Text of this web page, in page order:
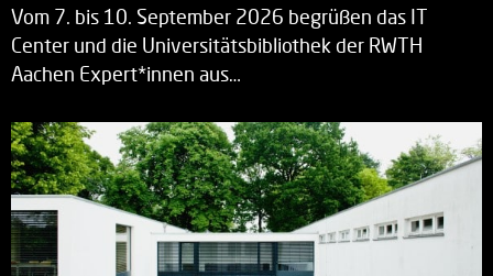
Vom 7. bis 10. September 2026 begrüßen das IT
Center und die Universitätsbibliothek der RWTH
Aachen Expert*innen aus…